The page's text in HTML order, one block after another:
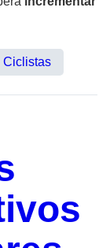
Ciclistas